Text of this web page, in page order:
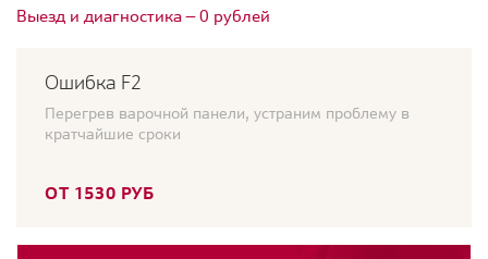
Выезд и диагностика — 0 рублей
Ошибка F2
Перегрев варочной панели, устраним проблему в
кратчайшие сроки
ОТ 1530 РУБ